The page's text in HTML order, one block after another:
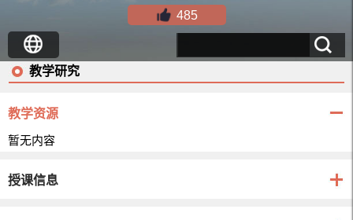
485
教学研究
教学资源
暂无内容
授课信息